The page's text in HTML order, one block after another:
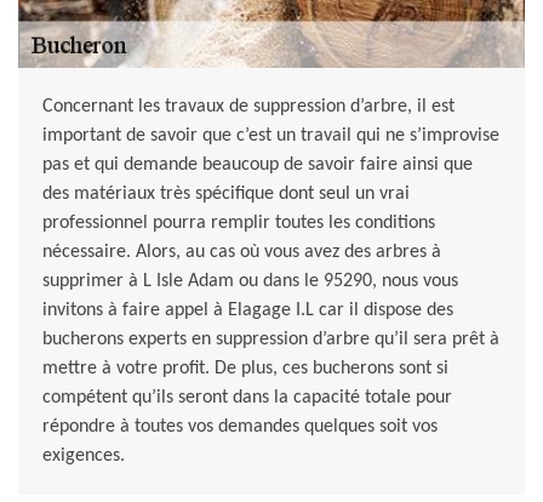
Concernant les travaux de suppression d’arbre, il est
important de savoir que c’est un travail qui ne s’improvise
pas et qui demande beaucoup de savoir faire ainsi que
des matériaux très spécifique dont seul un vrai
professionnel pourra remplir toutes les conditions
nécessaire. Alors, au cas où vous avez des arbres à
supprimer à L Isle Adam ou dans le 95290, nous vous
invitons à faire appel à Elagage I.L car il dispose des
bucherons experts en suppression d’arbre qu’il sera prêt à
mettre à votre profit. De plus, ces bucherons sont si
compétent qu’ils seront dans la capacité totale pour
répondre à toutes vos demandes quelques soit vos
exigences.